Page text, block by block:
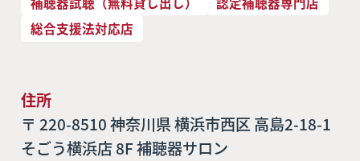
総合支援法対応店
住所
〒 220-8510 神奈川県 横浜市西区 高島2-18-1
そごう横浜店 8F 補聴器サロン